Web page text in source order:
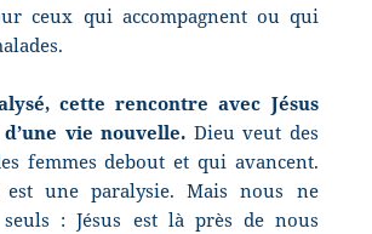
ceux qui accompagnent ou qui
cette rencontre avec Jésus
vie nouvelle. Dieu veut des
femmes debout et qui avancent.
une paralysie. Mais nous ne
seuls : Jésus est là près de nous